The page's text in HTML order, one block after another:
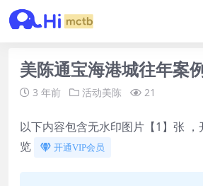
美陈通宝海港城往年案
3 年前 活动美陈 21
以下内容包含无水印图片【1】张
览
开通VIP会员